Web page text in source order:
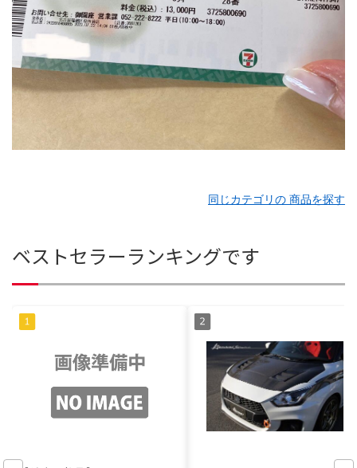
同じカテゴリの 商品を探す
ベストセラーランキングです